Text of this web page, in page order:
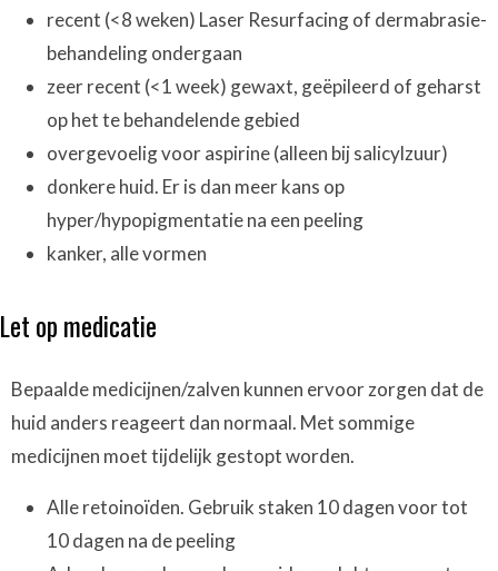
recent (<8 weken) Laser Resurfacing of dermabrasie-
behandeling ondergaan
zeer recent (<1 week) gewaxt, geëpileerd of geharst
op het te behandelende gebied
overgevoelig voor aspirine (alleen bij salicylzuur)
donkere huid. Er is dan meer kans op
hyper/hypopigmentatie na een peeling
kanker, alle vormen
Let op medicatie
Bepaalde medicijnen/zalven kunnen ervoor zorgen dat de
huid anders reageert dan normaal. Met sommige
medicijnen moet tijdelijk gestopt worden.
Alle retoinoïden. Gebruik staken 10 dagen voor tot
10 dagen na de peeling